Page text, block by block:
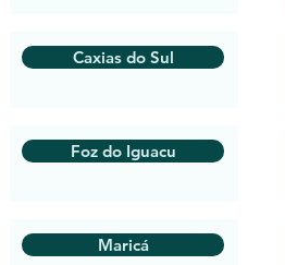
Caxias do Sul
Foz do Iguacu
Maricá